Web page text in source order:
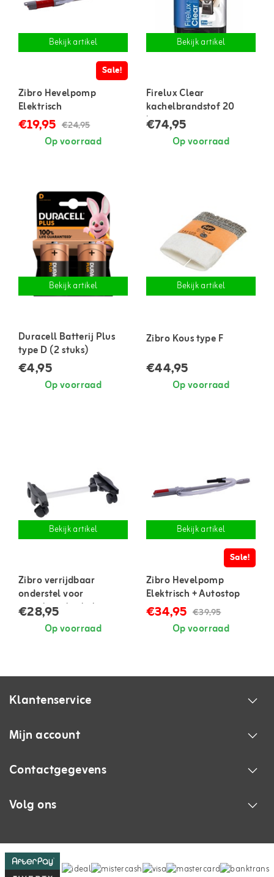
Bekijk artikel
Sale!
Zibro Hevelpomp
Elektrisch
€19,95 €24,95
Op voorraad
Bekijk artikel
Firelux Clear
kachelbrandstof 20
liter
€74,95
Op voorraad
Bekijk artikel
Duracell Batterij Plus
type D (2 stuks)
€4,95
Op voorraad
Bekijk artikel
Zibro Kous type F
€44,95
Op voorraad
Bekijk artikel
Zibro verrijdbaar
onderstel voor
petroleumkachels
€28,95
Op voorraad
Bekijk artikel
Sale!
Zibro Hevelpomp
Elektrisch + Autostop
€34,95 €39,95
Op voorraad
Klantenservice
Mijn account
Contactgegevens
Volg ons